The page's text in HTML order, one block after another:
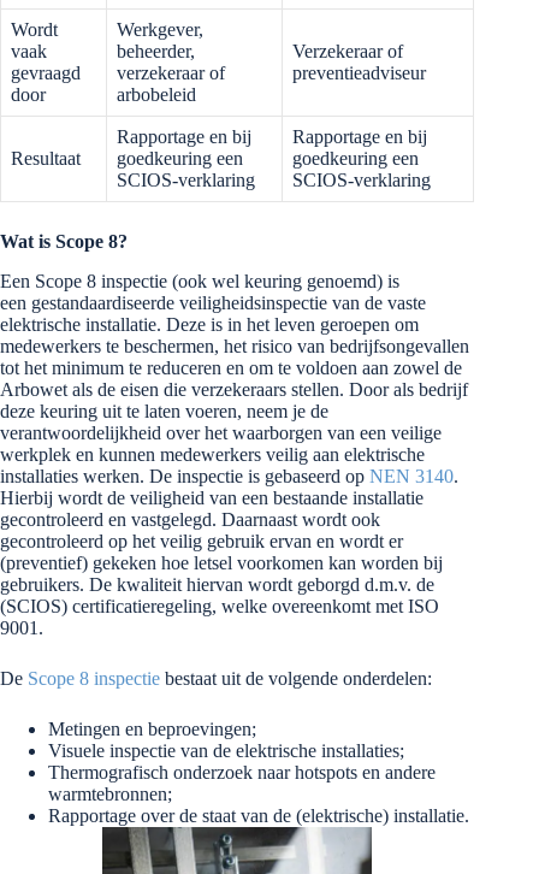
Wordt
vaak
gevraagd
door
Werkgever,
beheerder,
verzekeraar of
arbobeleid
Verzekeraar of
preventieadviseur
Resultaat
Rapportage en bij
goedkeuring een
SCIOS-verklaring
Rapportage en bij
goedkeuring een
SCIOS-verklaring
Wat is Scope 8?
Een Scope 8 inspectie (ook wel keuring genoemd) is
een gestandaardiseerde veiligheidsinspectie van de vaste
elektrische installatie. Deze is in het leven geroepen om
medewerkers te beschermen, het risico van bedrijfsongevallen
tot het minimum te reduceren en om te voldoen aan zowel de
Arbowet als de eisen die verzekeraars stellen. Door als bedrijf
deze keuring uit te laten voeren, neem je de
verantwoordelijkheid over het waarborgen van een veilige
werkplek en kunnen medewerkers veilig aan elektrische
installaties werken. De inspectie is gebaseerd op NEN 3140.
Hierbij wordt de veiligheid van een bestaande installatie
gecontroleerd en vastgelegd. Daarnaast wordt ook
gecontroleerd op het veilig gebruik ervan en wordt er
(preventief) gekeken hoe letsel voorkomen kan worden bij
gebruikers. De kwaliteit hiervan wordt geborgd d.m.v. de
(SCIOS) certificatieregeling, welke overeenkomt met ISO
9001.
De Scope 8 inspectie bestaat uit de volgende onderdelen:
Metingen en beproevingen;
Visuele inspectie van de elektrische installaties;
Thermografisch onderzoek naar hotspots en andere
warmtebronnen;
Rapportage over de staat van de (elektrische) installatie.